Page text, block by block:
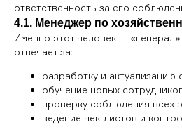
ответственность за его
4.1. Менеджер по
Именно этот человек —
отвечает за:
разработку и актуализацию
обучение новых
проверку соблюдения всех
ведение чек-листов и